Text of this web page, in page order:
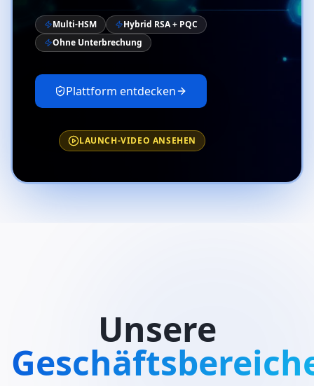
Multi-HSM
Hybrid RSA + PQC
Ohne Unterbrechung
Plattform entdecken
LAUNCH-VIDEO ANSEHEN
Unsere